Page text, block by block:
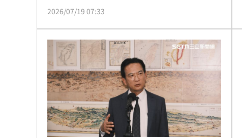
選2席，讓常委選舉出現變數，不過在與陳其邁
峰，邁系執委李雨庭則在常委票支持湧言會斬獲
一席常委，但並非現任常委王定宇，而改由高雄
市議員林智鴻擔任。
2026/07/19 07:33